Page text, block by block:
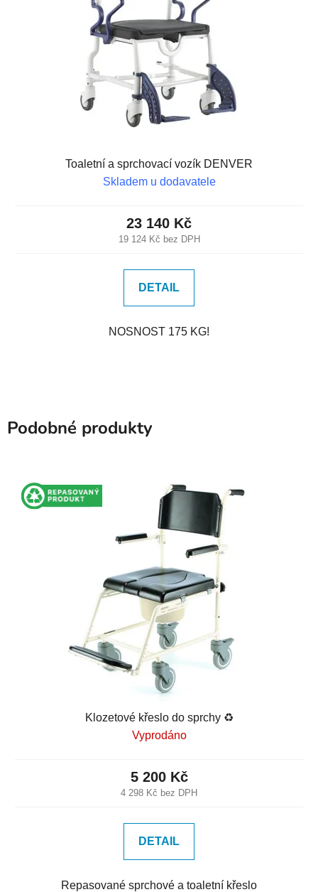
Toaletní a sprchovací vozík DENVER
Skladem u dodavatele
19 124 Kč bez DPH
23 140 Kč
DETAIL
NOSNOST 175 KG!
Podobné produkty
Klozetové křeslo do sprchy ♻️
Vyprodáno
4 298 Kč bez DPH
5 200 Kč
DETAIL
Repasované sprchové a toaletní křeslo